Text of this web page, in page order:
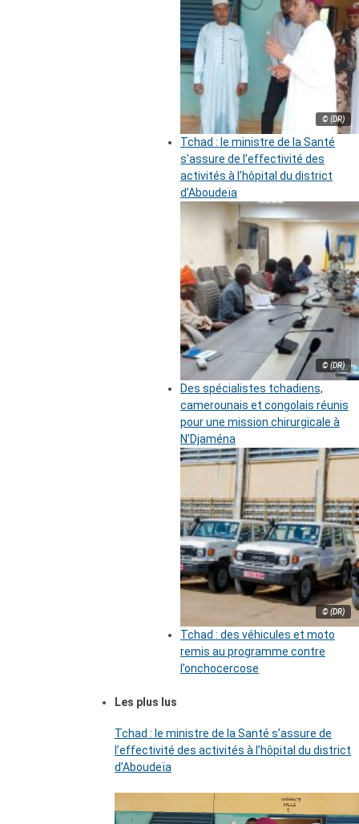
© (DR)
Tchad : le ministre de la Santé
s’assure de l’effectivité des
activités à l’hôpital du district
d’Aboudeïa
© (DR)
Des spécialistes tchadiens,
camerounais et congolais réunis
pour une mission chirurgicale à
N’Djaména
© (DR)
Tchad : des véhicules et moto
remis au programme contre
l’onchocercose
Les plus lus
Tchad : le ministre de la Santé s’assure de
l’effectivité des activités à l’hôpital du district
d’Aboudeïa